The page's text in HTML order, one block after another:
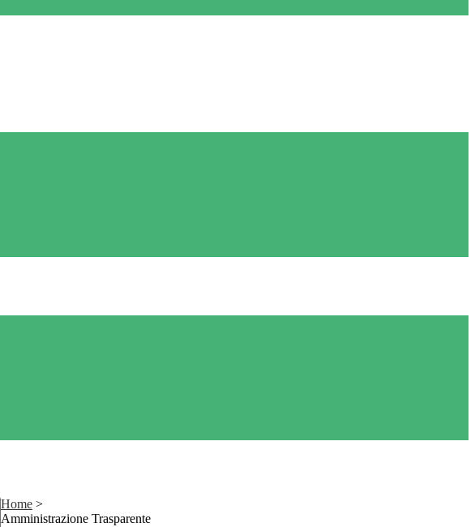
Home >
Amministrazione Trasparente